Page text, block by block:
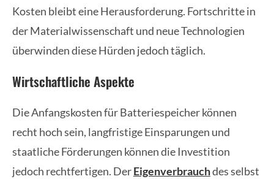
Kosten bleibt eine Herausforderung. Fortschritte in
der Materialwissenschaft und neue Technologien
überwinden diese Hürden jedoch täglich.
Wirtschaftliche Aspekte
Die Anfangskosten für Batteriespeicher können
recht hoch sein, langfristige Einsparungen und
staatliche Förderungen können die Investition
jedoch rechtfertigen. DerEigenverbrauchdes selbst